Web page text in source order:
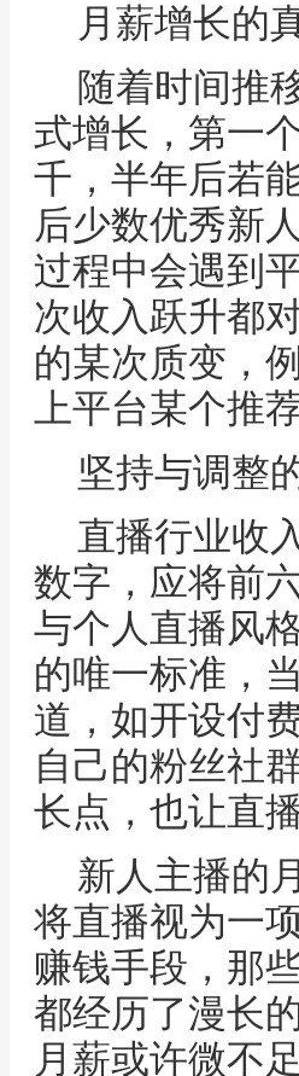
月薪增长的
随着时间推
式增长，第一
千，半年后若
后少数优秀新
过程中会遇到
次收入跃升都
的某次质变，
上平台某个推
坚持与调整
直播行业收
数字，应将前
与个人直播风
的唯一标准，
道，如开设付
自己的粉丝社
长点，也让直
新人主播的
将直播视为一
赚钱手段，那
都经历了漫长
月薪或许微不